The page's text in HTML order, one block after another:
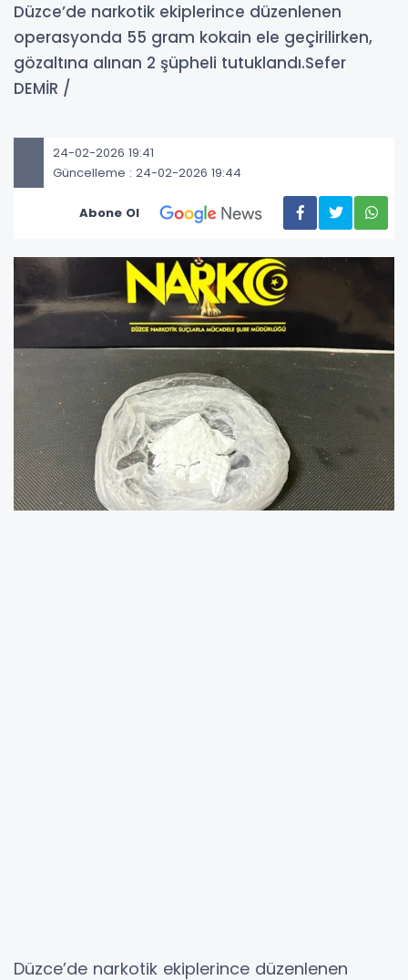
Düzce’de narkotik ekiplerince düzenlenen
operasyonda 55 gram kokain ele geçirilirken,
gözaltına alınan 2 şüpheli tutuklandı.Sefer
DEMİR /
24-02-2026 19:41
Güncelleme : 24-02-2026 19:44
Abone Ol
Düzce’de narkotik ekiplerince düzenlenen